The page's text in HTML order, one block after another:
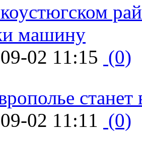
машину
02 11:15 (0)
02 11:11 (0)